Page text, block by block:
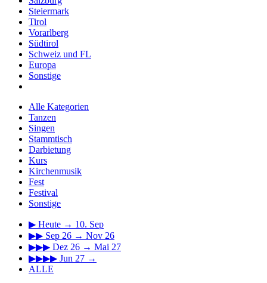
Steiermark
Tirol
Vorarlberg
Südtirol
Schweiz und FL
Europa
Sonstige
Alle Kategorien
Tanzen
Singen
Stammtisch
Darbietung
Kurs
Kirchenmusik
Fest
Festival
Sonstige
▶ Heute → 10. Sep
▶▶ Sep 26 → Nov 26
▶▶▶ Dez 26 → Mai 27
▶▶▶▶ Jun 27 →
ALLE